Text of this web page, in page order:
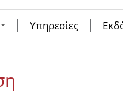
Υπηρεσίες